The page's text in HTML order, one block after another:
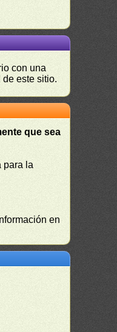
con una
este sitio.
que sea
para la
en